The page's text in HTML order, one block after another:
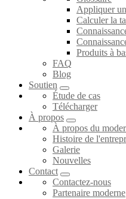
Appliquer
Calculer la
Produits à
FAQ
Blog
Soutien
Étude de cas
Télécharger
À propos
À propos du
Histoire de
Galerie
Nouvelles
Contact
Contactez-nous
Partenaire moderne